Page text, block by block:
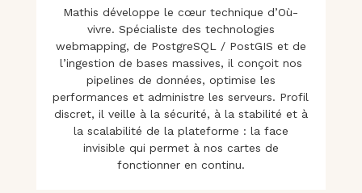
Mathis développe le cœur technique d’Où-
vivre. Spécialiste des technologies
webmapping, de PostgreSQL / PostGIS et de
l’ingestion de bases massives, il conçoit nos
pipelines de données, optimise les
performances et administre les serveurs. Profil
discret, il veille à la sécurité, à la stabilité et à
la scalabilité de la plateforme : la face
invisible qui permet à nos cartes de
fonctionner en continu.